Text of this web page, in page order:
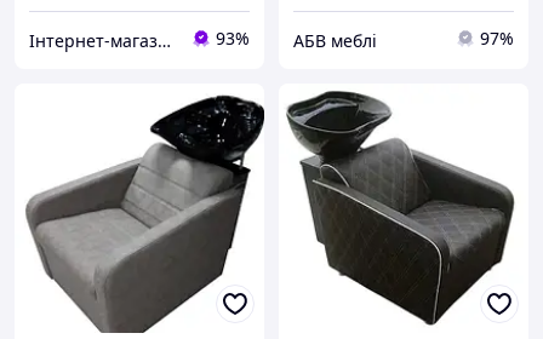
Інтернет-магазин "М-Бьюті" 93% АБВ меблі 97%